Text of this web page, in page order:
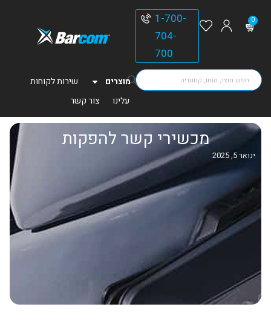
0
1-700-
704-
700
מוצרים
שירות לקוחות
עלינו
צור קשר
מכשירי קשר להפקות
ינואר 5, 2025